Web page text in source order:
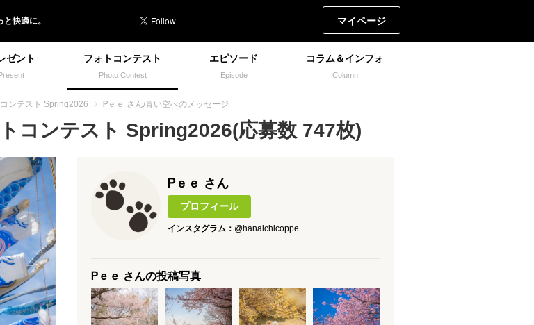
と快適に。 マイページ
ゼント フォトコンテスト
Photo Contest
エピソード
Episode
コラム＆インフォ
Column
ンテスト Spring2026 Ꮲｅｅ さん/青い空へのメッセージ
コンテスト Spring2026(応募数 747枚)
Ꮲｅｅ さん
プロフィール
インスタグラム： @hanaichicoppe
Ꮲｅｅ さんの投稿写真